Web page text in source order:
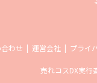
わせ 運営会社 プライ
売れコスDX実行